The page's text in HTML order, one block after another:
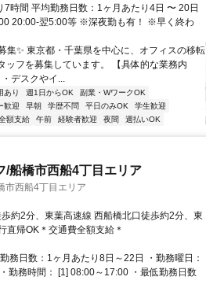
時間 平均勤務日数：1ヶ月あたり4日 〜 20日
20:00-翌5:00等 ※深夜勤も有！ ※早く終わ
集✨ 東京都・千葉県を中心に、オフィスの移転
ッフを募集しています。 【具体的な業務内
デスクやイ...
あり 週1日からOK
副業・WワークOK
歓迎 早朝 学歴不問 平日のみOK
学生歓迎
額支給 午前 経験者歓迎 夜間 週払いOK
/船橋市西船4丁目エリア
西船4丁目エリア
約2分、東葉高速線 西船橋北口徒歩約2分、東
直帰OK＊交通費全額支給＊
務日数：1ヶ月あたり8日～22日 ・勤務曜日：
勤務時間： [1] 08:00～17:00 ・最低勤務日数